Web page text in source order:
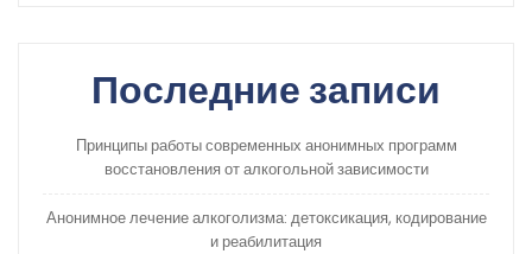
Последние записи
Принципы работы современных анонимных программ
восстановления от алкогольной зависимости
Анонимное лечение алкоголизма: детоксикация, кодирование
и реабилитация